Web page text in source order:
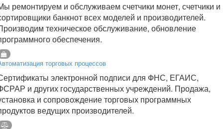
ремонтируем и обслуживаем счетчики монет, счетчики и
банкнот всех моделей и производителей.
техническое обслуживание, обновление
обеспечения.
торговых процессов
электронной подписи для ФНС, ЕГАИС,
и других государственных учреждений. Продажа,
и сопровождение торговых программных
ведущих производителей.